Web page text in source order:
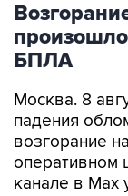
БПЛА
Москва. 8
падения
возгорание
оперативном
канале в Max